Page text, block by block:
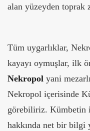
alan yüzeyden toprak
Tüm uygarlıklar,
kayayı oymuşlar, ilk
Nekropol yani
Nekropol içerisinde
görebiliriz. Kümbetin
hakkında net bir bilgi